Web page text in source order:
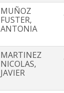
MUÑOZ
FUSTER,
ANTONIA
MARTINEZ
NICOLAS,
JAVIER